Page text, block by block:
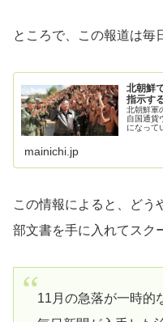
ところで、この報道は毎
北朝鮮
指示す
北朝鮮軍
自国通貨
になって
mainichi.jp
この情報によると、どう
部文書を手に入れてスク
11月の急落が一時的